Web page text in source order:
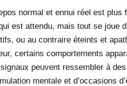
normal et ennui réel est
est attendu, mais tout se joue
ou au contraire éteints et
certains comportements
peuvent ressembler à
mentale et d’occasions